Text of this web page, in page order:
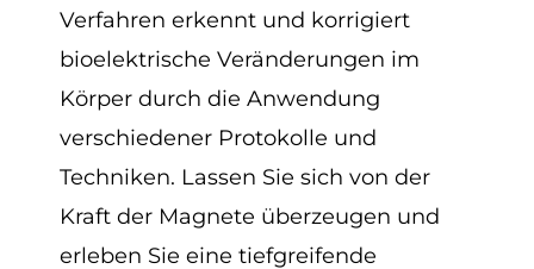
Verfahren erkennt und korrigiert
bioelektrische Veränderungen im
Körper durch die Anwendung
verschiedener Protokolle und
Techniken. Lassen Sie sich von der
Kraft der Magnete überzeugen und
erleben Sie eine tiefgreifende